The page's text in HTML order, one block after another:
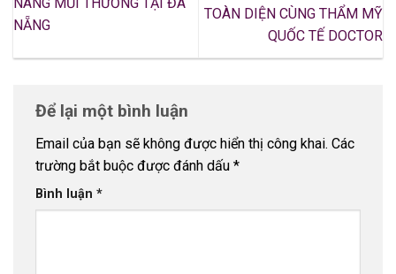
NẴNG
TOÀN DIỆN CÙNG THẨM MỸ
QUỐC TẾ DOCTOR
Để lại một bình luận
Email của bạn sẽ không được hiển thị công khai. Các
trường bắt buộc được đánh dấu *
Bình luận *